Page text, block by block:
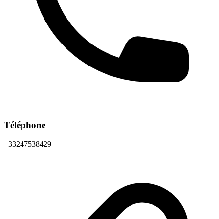
Téléphone
+33247538429